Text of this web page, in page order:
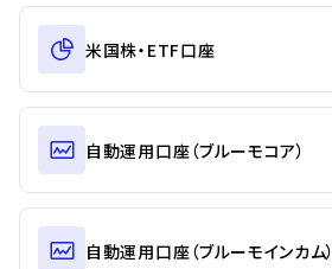
米国株・ETF口座
自動運用口座（ブルーモコア）
自動運用口座（ブルーモインカム）